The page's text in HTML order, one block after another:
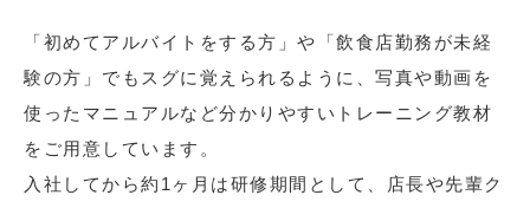
「初めてアルバイトをする方」や「飲食店勤務が未経
験の方」でもスグに覚えられるように、写真や動画を
使ったマニュアルなど分かりやすいトレーニング教材
をご用意しています。
入社してから約1ヶ月は研修期間として、店長や先輩ク